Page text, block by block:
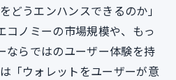
どうエンハンスできるのか」
コノミーの市場規模や、もっ
ならではのユーザー体験を持
「ウォレットをユーザーが意